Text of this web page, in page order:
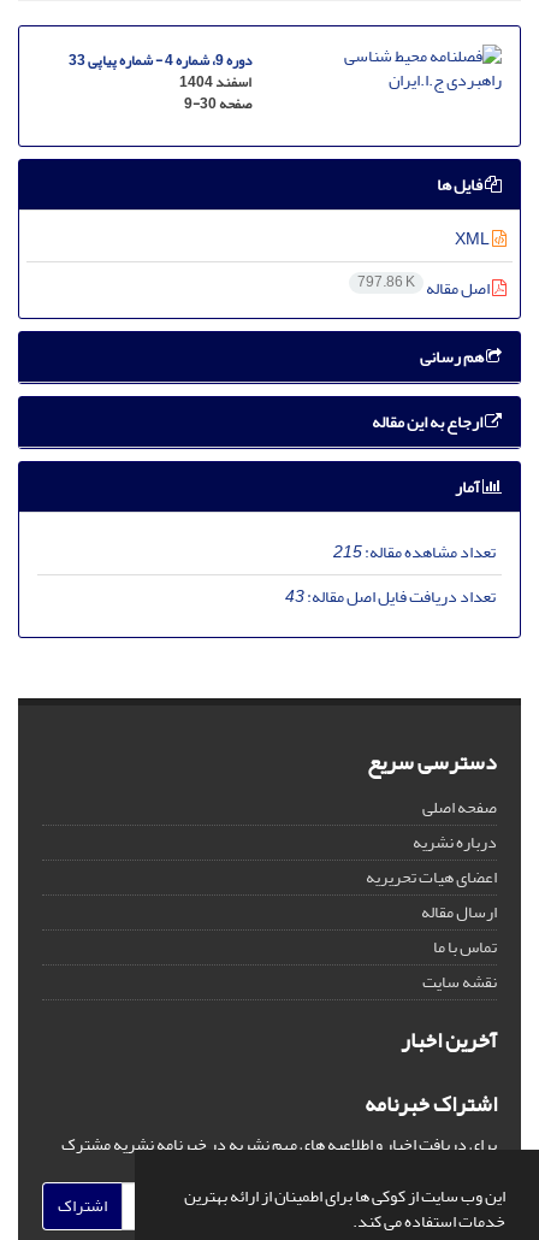
این وب سایت از کوکی ها برای اطمینان از ارائه بهترین
خدمات استفاده می کند.
دوره 9، شماره 4 - شماره پیاپی 33
اسفند 1404
صفحه9-30
فایل ها
اصل مقاله 797.86 K
هم رسانی
ارجاع به این مقاله
آمار
تعداد مشاهده مقاله:215
تعداد دریافت فایل اصل مقاله:43
دسترسی سریع
صفحه اصلی
درباره نشریه
اعضای هیات تحریریه
ارسال مقاله
تماس با ما
نقشه سایت
آخرین اخبار
اشتراک خبرنامه
برای دریافت اخبار و اطلاعیه های مهم نشریه در خبرنامه نشریه مشترک
اشتراک